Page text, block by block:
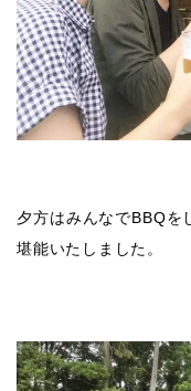
夕方はみんなでBBQを
堪能いたしました。